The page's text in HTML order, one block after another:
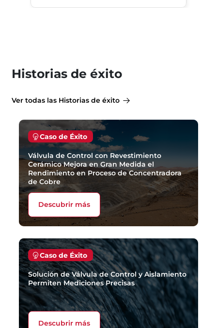
Historias de éxito
Ver todas las Historias de éxito
Caso de Éxito
Válvula de Control con Revestimiento
Cerámico Mejora en Gran Medida el
Rendimiento en Proceso de Concentradora
de Cobre
Descubrir más
Caso de Éxito
Solución de Válvula de Control y Aislamiento
Permiten Mediciones Precisas
Descubrir más